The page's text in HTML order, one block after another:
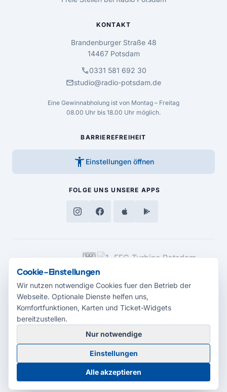
KONTAKT
Brandenburger Straße 48
14467 Potsdam
call0331 581 692 30
mailstudio@radio-potsdam.de
Eine Gewinnabholung ist von Montag – Freitag
08.00 Uhr bis 18.00 Uhr möglich.
BARRIEREFREIHEIT
accessibility_new Einstellungen öffnen
FOLGE UNS UNSERE APPS
MEDIENPARTNER
© 2026 Radio Potsdam. Webseite entwickelt durch dieMedienagentur
Babelsberg
BarrierefreiheitserklärungAGBDatenschutzImpressum
Cookie-Einstellungen
Cookie-Einstellungen
Wir nutzen notwendige Cookies fuer den Betrieb der
Webseite. Optionale Dienste helfen uns,
Komfortfunktionen, Karten und Ticket-Widgets
bereitzustellen.
Nur notwendige
Einstellungen
Alle akzeptieren